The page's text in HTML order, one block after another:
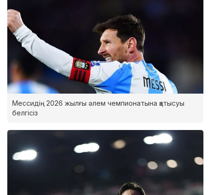
Мессидің 2026 жылғы әлем чемпионатына қатысуы
белгісіз